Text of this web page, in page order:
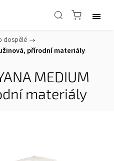
dospělé /
přírodní materiály
MEDIUM
materiály